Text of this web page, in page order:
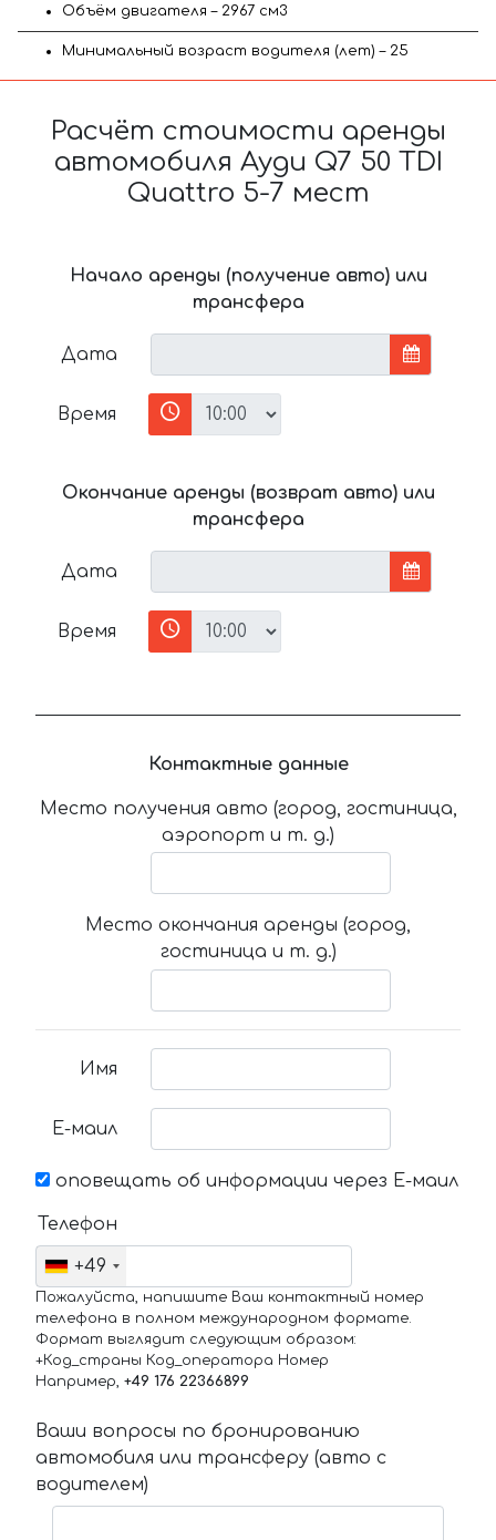
Объём двигателя – 2967 см3
Минимальный возраст водителя (лет) – 25
Расчёт стоимости аренды
автомобиля Ауди Q7 50 TDI
Quattro 5-7 мест
Начало аренды (получение авто) или
трансфера
Дата
Время
Окончание аренды (возврат авто) или
трансфера
Дата
Время
Контактные данные
Место получения авто (город, гостиница,
аэропорт и т. д.)
Место окончания аренды (город,
гостиница и т. д.)
Имя
Е-маил
оповещать об информации через Е-маил
Телефон
+49
Пожалуйста, напишите Ваш контактный номер
телефона в полном международном формате.
Формат выглядит следующим образом:
+Код_страны Код_оператора Номер
Например, +49 176 22366899
Ваши вопросы по бронированию
автомобиля или трансферу (авто с
водителем)